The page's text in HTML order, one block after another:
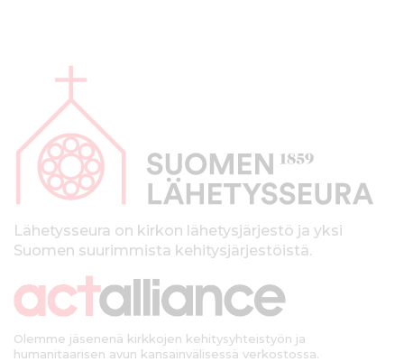
p
kLähetysseura on kirkon lähetysjärjestö ja yksi
Suomen suurimmista kehitysjärjestöistä.
Olemme jäsenenä kirkkojen kehitysyhteistyön ja
humanitaarisen avun kansainvälisessä verkostossa.